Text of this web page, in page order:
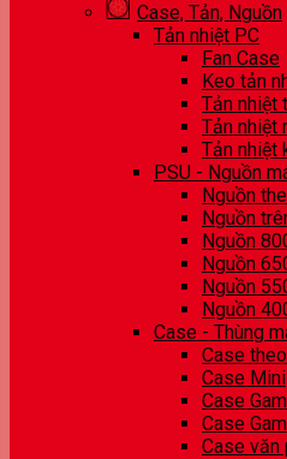
Case, Tản, Nguồn
Tản nhiệt PC
Fan Case
Keo tản
Tản nhiệt
Tản nhiệt
Tản nhiệt
PSU - Nguồn
Nguồn
Nguồn
Nguồn
Nguồn
Nguồn
Nguồn
Case - Thùng
Case
Case Mini
Case
Case
Case văn